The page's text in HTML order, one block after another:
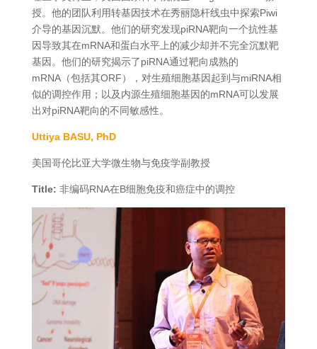
授。他的团队利用转基因技术在秀丽隐杆线虫中探索Piwi
介导的基因沉默。他们的研究发现piRNA靶向一个抗性基
因导致其在mRNA和蛋白水平上的减少却并不完全沉默靶
基因。他们的研究揭示了piRNA通过靶向成熟的
mRNA（包括其ORF），对生殖细胞基因起到与miRNA相
似的调控作用；以及内源生殖细胞基因的mRNA可以发展
出对piRNA靶向的不同敏感性。
Uttiya BASU, PhD
美国哥伦比亚大学微生物与免疫学副教授
Title: 非编码RNA在B细胞免疫和癌症中的调控